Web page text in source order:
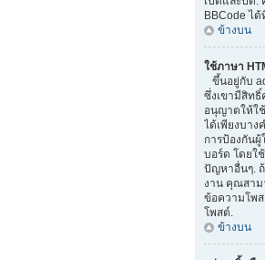
BBCode ไ
ข้างบน
ใช้ภาษา
ขึ้นอยู่กับ
ซึ่งเขามีสิท
อนุญาตให้ใ
ได้เพียงบาง
การป้องกัน
บอร์ด โดยใ
ปัญหาอื่นๆ. ถ้
งาน คุณสาม
ข้อความโพ
โพสต์.
ข้างบน